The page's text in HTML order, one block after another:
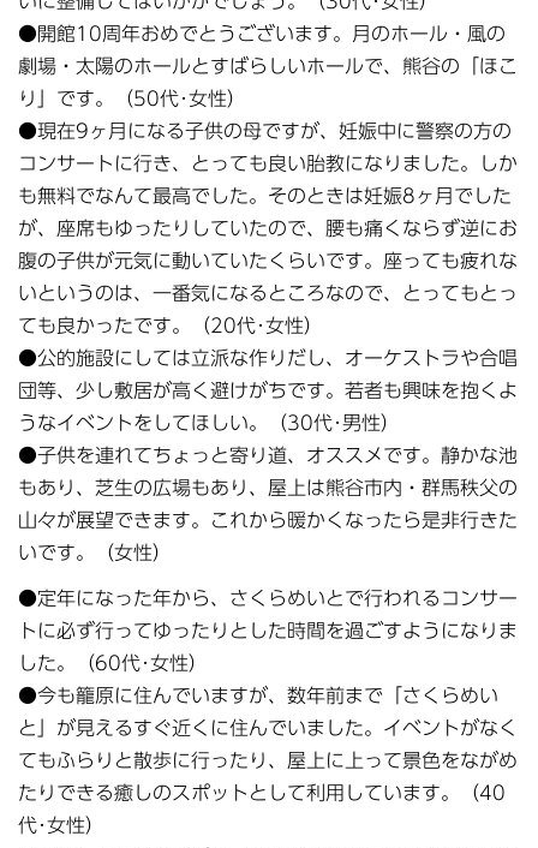
●開館10周年おめでとうございます。月のホール・風の
劇場・太陽のホールとすばらしいホールで、熊谷の「ほこ
り」です。（50代･女性）
●現在9ヶ月になる子供の母ですが、妊娠中に警察の方の
コンサートに行き、とっても良い胎教になりました。しか
も無料でなんて最高でした。そのときは妊娠8ヶ月でした
が、座席もゆったりしていたので、腰も痛くならず逆にお
腹の子供が元気に動いていたくらいです。座っても疲れな
いというのは、一番気になるところなので、とってもとっ
ても良かったです。（20代･女性）
●公的施設にしては立派な作りだし、オーケストラや合唱
団等、少し敷居が高く避けがちです。若者も興味を抱くよ
うなイベントをしてほしい。（30代･男性）
●子供を連れてちょっと寄り道、オススメです。静かな池
もあり、芝生の広場もあり、屋上は熊谷市内・群馬秩父の
山々が展望できます。これから暖かくなったら是非行きた
いです。（女性）
●定年になった年から、さくらめいとで行われるコンサー
トに必ず行ってゆったりとした時間を過ごすようになりま
した。（60代･女性）
●今も籠原に住んでいますが、数年前まで「さくらめい
と」が見えるすぐ近くに住んでいました。イベントがなく
てもふらりと散歩に行ったり、屋上に上って景色をながめ
たりできる癒しのスポットとして利用しています。（40
代･女性）